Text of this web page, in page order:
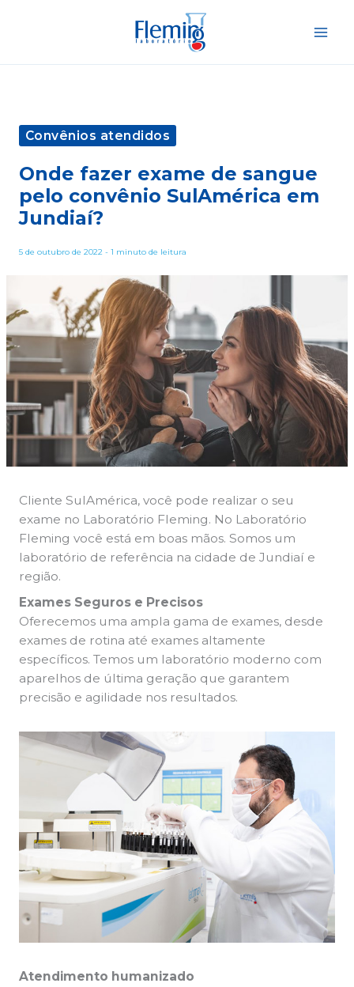
conteúdo
Convênios atendidos
Onde fazer exame de sangue
pelo convênio SulAmérica em
Jundiaí?
5 de outubro de 2022 - 1 minuto de leitura
Cliente SulAmérica, você pode realizar o seu
exame no Laboratório Fleming. No Laboratório
Fleming você está em boas mãos. Somos um
laboratório de referência na cidade de Jundiaí e
região.
Exames Seguros e Precisos
Oferecemos uma ampla gama de exames, desde
exames de rotina até exames altamente
específicos. Temos um laboratório moderno com
aparelhos de última geração que garantem
precisão e agilidade nos resultados.
Atendimento humanizado